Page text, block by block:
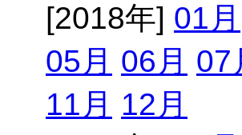
[2018年] 01月
05月 06月 07
11月 12月